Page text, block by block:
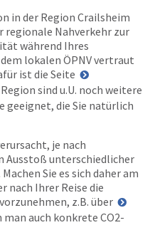
in der Region Crailsheim
regionale Nahverkehr zur
während Ihres
lokalen ÖPNV vertraut
ist die Seite
sind u.U. noch weitere
geeignet, die Sie natürlich
je nach
Ausstoß unterschiedlicher
Sie es sich daher am
nach Ihrer Reise die
z.B. über
man auch konkrete CO2-